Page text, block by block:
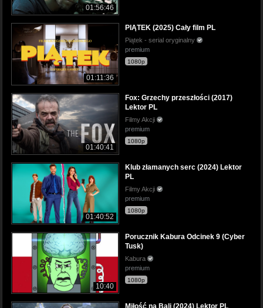
01:56:46
01:11:36
PIĄTEK (2025) Cały film PL
Piątek - serial oryginalny
premium
1080p
01:40:41
Fox: Grzechy przeszłości (2017)
Lektor PL
Filmy Akcji
premium
1080p
01:40:52
Klub złamanych serc (2024) Lektor
PL
Filmy Akcji
premium
1080p
10:40
Porucznik Kabura Odcinek 9 (Cyber
Tusk)
Kabura
premium
1080p
Miłość na Bali (2024) Lektor PL